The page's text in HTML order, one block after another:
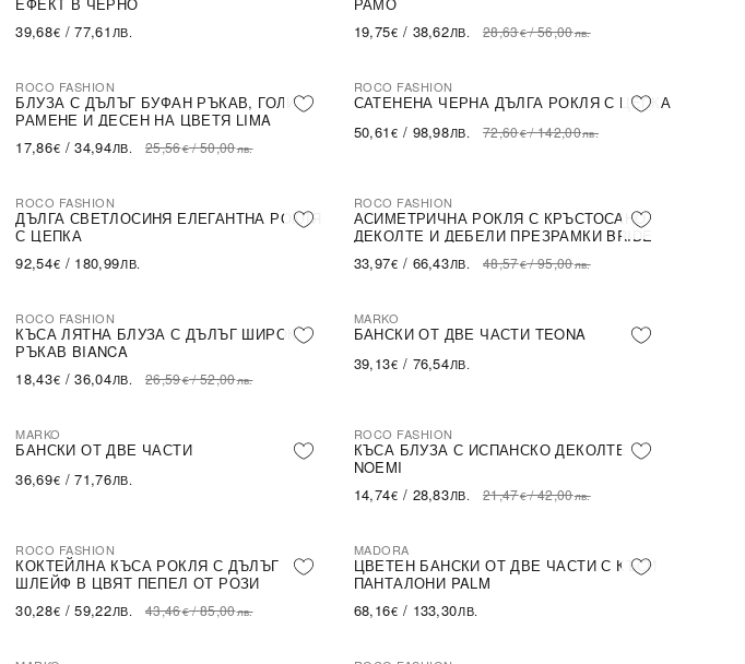
39,68€ /77,61 ЛВ.
19,75€ / 38,62ЛВ. 28,63€/56,00лв.
-30%
ROCO FASHION
БЛУЗА С ДЪЛЪГ БУФАН РЪКАВ, ГОЛИ
РАМЕНЕ И ДЕСЕН НА ЦВЕТЯ LIMA
17,86€ /34,94ЛВ. 25,56€/50,00лв.
-30%
ROCO FASHION
САТЕНЕНА ЧЕРНА ДЪЛГА РОКЛЯ С ЦЕПКА
50,61 € / 98,98ЛВ. 72,60€/142,00лв.
ROCO FASHION
ДЪЛГА СВЕТЛОСИНЯ ЕЛЕГАНТНА РОКЛЯ
С ЦЕПКА
92,54€ / 180,99ЛВ.
-30%
ROCO FASHION
АСИМЕТРИЧНА РОКЛЯ С КРЪСТОСАНО
ДЕКОЛТЕ И ДЕБЕЛИ ПРЕЗРАМКИ BRIDE
33,97€ / 66,43ЛВ. 48,57€/95,00лв.
-31%
ROCO FASHION
КЪСА ЛЯТНА БЛУЗА С ДЪЛЪГ ШИРОК
РЪКАВ BIANCA
18,43€ /36,04ЛВ. 26,59€/52,00лв.
MARKO
БАНСКИ ОТ ДВЕ ЧАСТИ TEONA
39,13€ / 76,54ЛВ.
MARKO
БАНСКИ ОТ ДВЕ ЧАСТИ
36,69€ /71,76ЛВ.
-31%
ROCO FASHION
КЪСА БЛУЗА С ИСПАНСКО ДЕКОЛТЕ
NOEMI
14,74€ / 28,83ЛВ. 21,47€/42,00лв.
-30%
ROCO FASHION
КОКТЕЙЛНА КЪСА РОКЛЯ С ДЪЛЪГ
ШЛЕЙФ В ЦВЯТ ПЕПЕЛ ОТ РОЗИ
30,28€ /59,22ЛВ. 43,46€/85,00лв.
MADORA
ЦВЕТЕН БАНСКИ ОТ ДВЕ ЧАСТИ С КЪСИ
ПАНТАЛОНИ PALM
68,16€ / 133,30ЛВ.